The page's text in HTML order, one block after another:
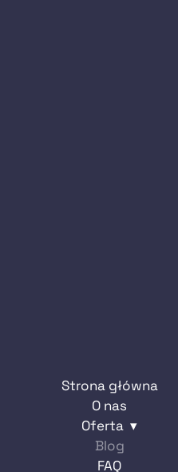
Strona główna
O nas
Oferta
Skup mieszkań
Skup domów
Blog
FAQ